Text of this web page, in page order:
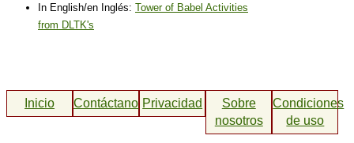
In English/en Inglés: Tower of Babel Activities
from DLTK's
Inicio ContáctanosPrivacidad
Sobre
nosotros
Condiciones
de uso